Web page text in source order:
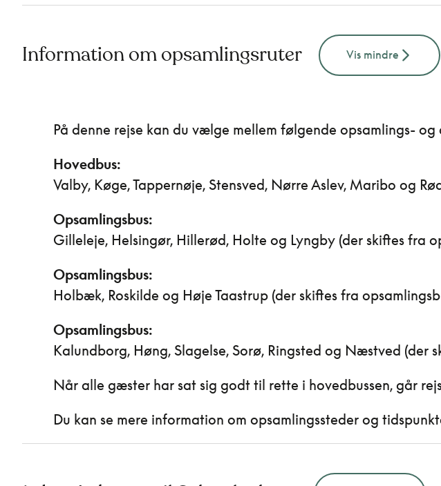
Information om opsamlingsruter Vis mindre
På denne rejse kan du vælge mellem følgende opsamlings-
Hovedbus:
Valby, Køge, Tappernøje, Stensved, Nørre Aslev, Maribo og
Opsamlingsbus:
Gilleleje, Helsingør, Hillerød, Holte og Lyngby (der skiftes fra
Opsamlingsbus:
Holbæk, Roskilde og Høje Taastrup (der skiftes fra
Opsamlingsbus:
Kalundborg, Høng, Slagelse, Sorø, Ringsted og Næstved (der
Når alle gæster har sat sig godt til rette i hovedbussen, går
Du kan se mere information om opsamlingssteder og